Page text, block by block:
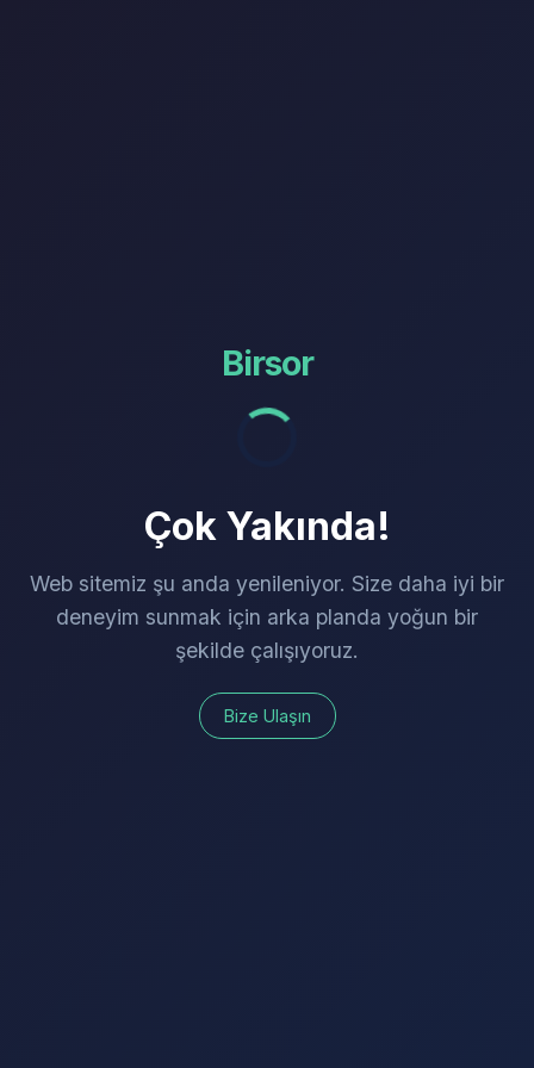
Birsor
Çok Yakında!
Web sitemiz şu anda yenileniyor. Size daha iyi bir
deneyim sunmak için arka planda yoğun bir
şekilde çalışıyoruz.
Bize Ulaşın